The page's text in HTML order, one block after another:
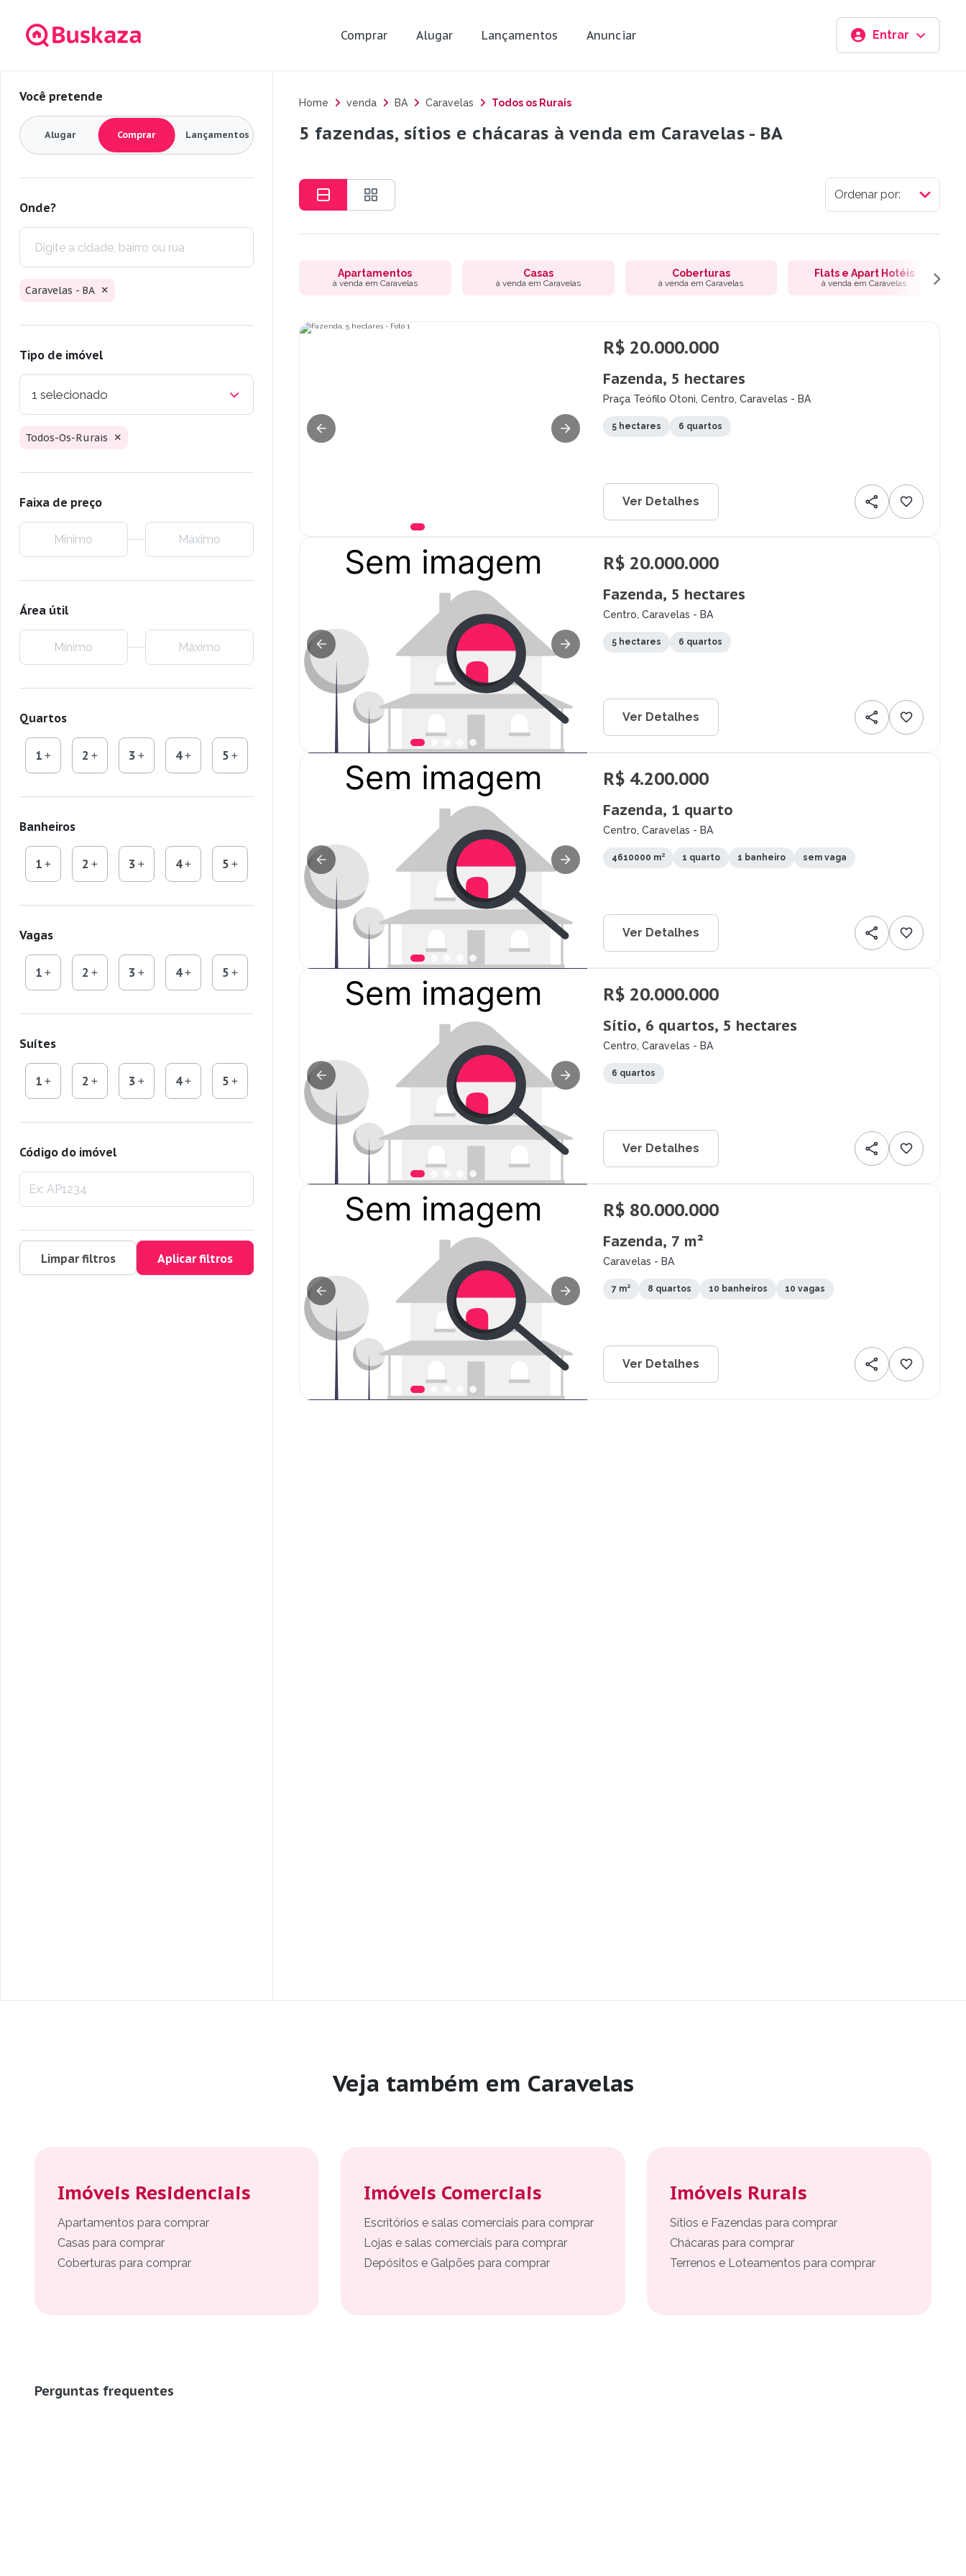
Comprar Alugar Lançamentos Anunciar Entrar
Você pretende
Alugar Comprar Lançamentos
Onde?
Caravelas - BA
Tipo de imóvel
1 selecionado
Todos-Os-Rurais
Faixa de preço
Área útil
Quartos
1 2 3 4 5
Banheiros
1 2 3 4 5
Vagas
1 2 3 4 5
Suítes
1 2 3 4 5
Código do imóvel
Limpar filtros Aplicar filtros
Home venda BA Caravelas Todos os Rurais
5 fazendas, sítios e chácaras à venda em Caravelas - BA
Apartamentos
à venda em Caravelas
Casas
à venda em Caravelas
Coberturas
à venda em Caravelas
Flats e Apart Hotéis
à venda em Caravelas
R$ 20.000.000
Fazenda, 5 hectares
Praça Teófilo Otoni, Centro, Caravelas - BA
5 hectares 6 quartos
Ver Detalhes
R$ 20.000.000
Fazenda, 5 hectares
Centro, Caravelas - BA
5 hectares 6 quartos
Ver Detalhes
R$ 4.200.000
Fazenda, 1 quarto
Centro, Caravelas - BA
4610000 m² 1 quarto 1 banheiro sem vaga
Ver Detalhes
R$ 20.000.000
Sítio, 6 quartos, 5 hectares
Centro, Caravelas - BA
6 quartos
Ver Detalhes
R$ 80.000.000
Fazenda, 7 m²
Caravelas - BA
7 m² 8 quartos 10 banheiros 10 vagas
Ver Detalhes
Veja também em Caravelas
Imóveis Residenciais
Apartamentos para comprar
Casas para comprar
Coberturas para comprar
Imóveis Comerciais
Escritórios e salas comerciais para comprar
Lojas e salas comerciais para comprar
Depósitos e Galpões para comprar
Imóveis Rurais
Sítios e Fazendas para comprar
Chácaras para comprar
Terrenos e Loteamentos para comprar
Perguntas frequentes